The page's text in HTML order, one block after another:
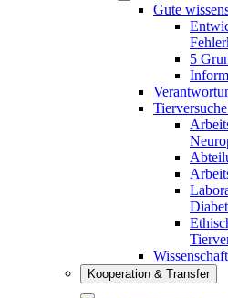
Gute
5
Kooperation & Transfer